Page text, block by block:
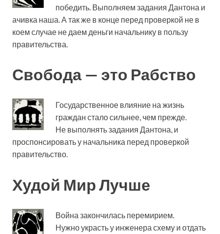
победить. Выполняем задания Дантона и
ачивка наша. А так же в конце перед проверкой не в
коем случае не даем деньги начальнику в пользу
правительства.
Свобода — это Рабство
Государственное влияние на жизнь
граждан стало сильнее, чем прежде.
Не выполнять задания Дантона, и
проспонсировать у начальника перед проверкой
правительство.
Худой Мир Лучше
Война закончилась перемирием.
Нужно украсть у инженера схему и отдать